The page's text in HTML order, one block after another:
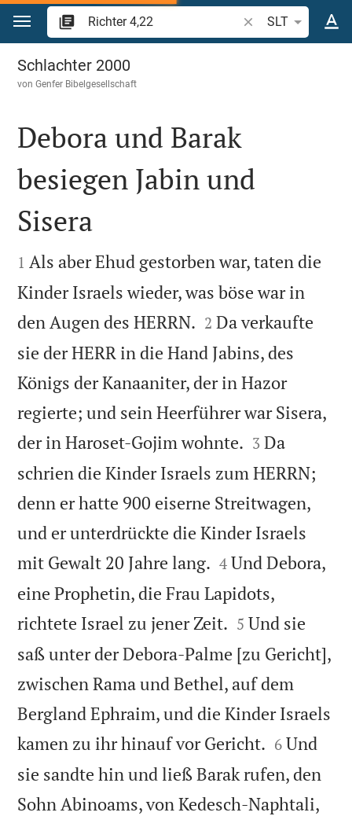
Zum Inhalt springen
Bibelstelle oder
SLT
Richter 4
Schlachter 2000
vonGenfer Bibelgesellschaft

Debora und Barak
besiegen Jabin und
Sisera

1 Als aber Ehud gestorben war, taten die
Kinder Israels wieder, was böse war in
den Augen des HERRN. 

2 Da verkaufte
sie der HERR in die Hand Jabins, des
Königs der Kanaaniter, der in Hazor
regierte; und sein Heerführer war Sisera,
der in Haroset-Gojim wohnte. 

3 Da
schrien die Kinder Israels zum HERRN;
denn er hatte 900 eiserne Streitwagen,
und er unterdrückte die Kinder Israels
mit Gewalt 20 Jahre lang. 

4 Und Debora,
eine Prophetin, die Frau Lapidots,
richtete Israel zu jener Zeit. 

5 Und sie
saß unter der Debora-Palme [zu Gericht],
zwischen Rama und Bethel, auf dem
Bergland Ephraim, und die Kinder Israels
kamen zu ihr hinauf vor Gericht. 

6 Und
sie sandte hin und ließ Barak rufen, den
Sohn Abinoams, von Kedesch-Naphtali,